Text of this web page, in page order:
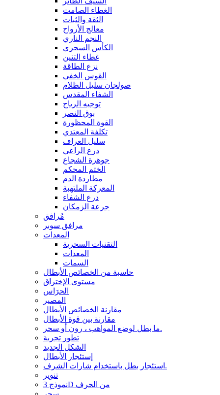
الغطاء الصامت
الثقة والثبات
معالج الأرواح
النجم الناري
الكأس السحري
غطاء التنين
نزع الطاقة
القوس الخفي
صولجان سليل الظلام
الشفاء المقدس
توجيه الرياح
بوق النصر
القوة المحظورة
تكلفة المعتدي
سليل العراف
درع الراعي
جوهرة الشجاع
الختم المحكم
مطاردة الدم
المعركة الملتهبة
درع الشفاء
جرعة الزمكان
مُرافق
مرافق سوبر
المعدات
التقنيات السحرية
المعدات
السمات
حاسبة من الخصائص الأبطال
مستوى الإختراق
الحرَاس
المصير
مقارنة الخصائص الأبطال
مقارنة بين قوة الأبطال
ما بطل لوضع المواهب ، رون أو سحر.
تطور تجربة
الشكل الجديد
إستئجار الأبطال
استئجار بطل باستخدام شارات الشرف.
تنوير
نموذج 3D من الحرف